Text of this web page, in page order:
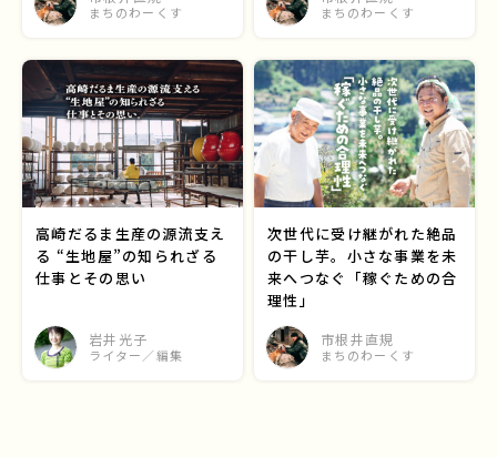
まちのわーくす まちのわーくす
高崎だるま生産の源流支え
る “生地屋”の知られざる
仕事とその思い
岩井光子
ライター／編集
次世代に受け継がれた絶品
の干し芋。小さな事業を未
来へつなぐ「稼ぐための合
理性」
市根井直規
まちのわーくす